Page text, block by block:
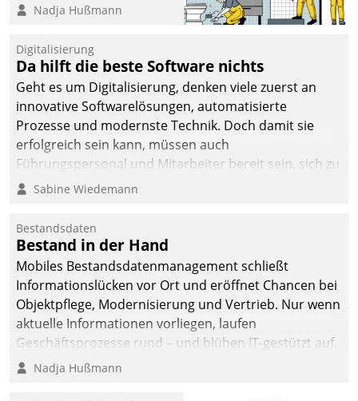
vernetzen, nutzt die
Jahresbeginn eine
Überblick, Einsicht und
Eingriff bietende Lösung.
Zur Entwicklung setzte
man auf
Cloudtechnologie,
bewährte und Startup-
agile Projektmethoden.
Nadja Hußmann
Digitalisierung
Da hilft die beste Software nichts
Geht es um Digitalisierung, denken viele zuerst an
innovative Softwarelösungen, automatisierte
Prozesse und modernste Technik. Doch damit sie
erfolgreich sein kann, müssen auch
Führungspersonal und Mitarbeiter bereit sein, sich zu
verändern und anzupassen, sonst werden sie an ihr
Sabine Wiedemann
Bestandsdaten
Bestand in der Hand
Mobiles Bestandsdatenmanagement schließt
Informationslücken vor Ort und eröffnet Chancen bei
Objektpflege, Modernisierung und Vertrieb. Nur wenn
aktuelle Informationen vorliegen, laufen
Geschäftsprozesse rund – und blühen IT-gestützt auf.
Nadja Hußmann